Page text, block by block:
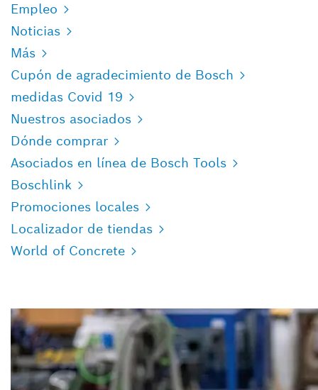
Empleo
Noticias
Más
Cupón de agradecimiento de Bosch
medidas Covid 19
Nuestros asociados
Dónde comprar
Asociados en línea de Bosch Tools
Boschlink
Promociones locales
Localizador de tiendas
World of Concrete